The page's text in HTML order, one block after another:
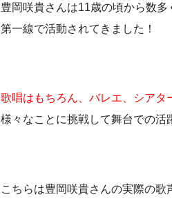
豊岡咲貴さんは11歳の頃から数多
第一線で活動されてきました！
歌唱はもちろん、バレエ、シアタ
様々なことに挑戦して舞台での活
こちらは豊岡咲貴さんの実際の歌